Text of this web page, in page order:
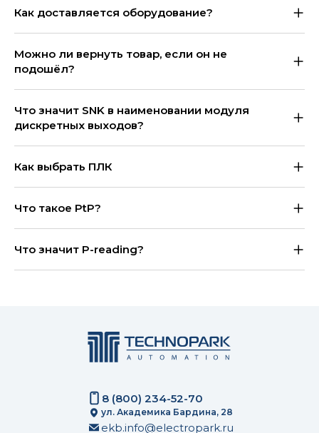
Как доставляется оборудование?
Можно ли вернуть товар, если он не
подошёл?
Что значит SNK в наименовании модуля
дискретных выходов?
Как выбрать ПЛК
Что такое PtP?
Что значит P-reading?
8 (800) 234-52-70
ул. Академика Бардина, 28
ekb.info@electropark.ru